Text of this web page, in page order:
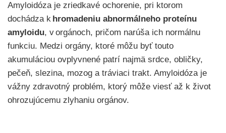
Amyloidóza je zriedkavé ochorenie, pri ktorom
dochádza k hromadeniu abnormálneho proteínu
amyloidu, v orgánoch, pričom narúša ich normálnu
funkciu. Medzi orgány, ktoré môžu byť touto
akumuláciou ovplyvnené patrí najmä srdce, obličky,
pečeň, slezina, mozog a tráviaci trakt. Amyloidóza je
vážny zdravotný problém, ktorý môže viesť až k život
ohrozujúcemu zlyhaniu orgánov.